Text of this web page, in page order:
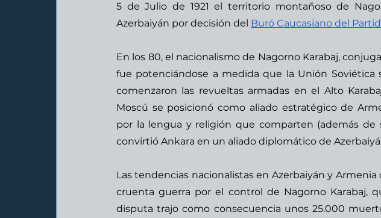
5 de Julio de 1921 el territorio montañoso de
Azerbaiyán por decisión del Buró Caucasiano del
En los 80, el nacionalismo de Nagorno Karabaj,
fue potenciándose a medida que la Unión Soviética
comenzaron las revueltas armadas en el Alto
Moscú se posicionó como aliado estratégico de
por la lengua y religión que comparten (además de
convirtió Ankara en un aliado diplomático de
Las tendencias nacionalistas en Azerbaiyán y
cruenta guerra por el control de Nagorno Karabaj,
disputa trajo como consecuencia unos 25.000